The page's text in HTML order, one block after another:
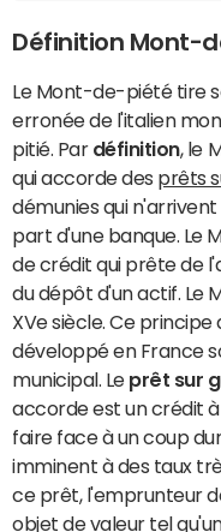
Définition Mont-
Le Mont-de-piété tire
erronée de l'italien
pitié. Par définition, le
qui accorde des prêts
démunies qui
part d'une banque. Le
de crédit qui prête de
du dépôt d'un actif. Le
XVe siècle. Ce principe
développé en France
municipal. Le prêt sur
accorde est un crédit
faire face à un coup
imminent à des taux
ce prêt, l'emprunteur
objet de valeur tel